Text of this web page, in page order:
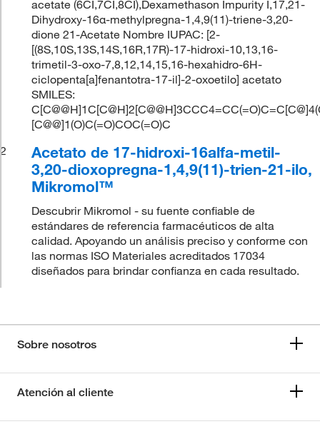
acetate (6CI,7CI,8CI),Dexamethason Impurity I,17,21-
Dihydroxy-16α-methylpregna-1,4,9(11)-triene-3,20-
dione 21-Acetate Nombre IUPAC: [2-
[(8S,10S,13S,14S,16R,17R)-17-hidroxi-10,13,16-
trimetil-3-oxo-7,8,12,14,15,16-hexahidro-6H-
ciclopenta[a]fenantotra-17-il]-2-oxoetilo] acetato
SMILES:
[C@@]1(O)C(=O)COC(=O)C
2
Acetato de 17-hidroxi-16alfa-metil-
3,20-dioxopregna-1,4,9(11)-trien-21-ilo,
Mikromol™
Descubrir Mikromol - su fuente confiable de
estándares de referencia farmacéuticos de alta
calidad. Apoyando un análisis preciso y conforme con
las normas ISO Materiales acreditados 17034
diseñados para brindar confianza en cada resultado.
Sobre nosotros
Atención al cliente